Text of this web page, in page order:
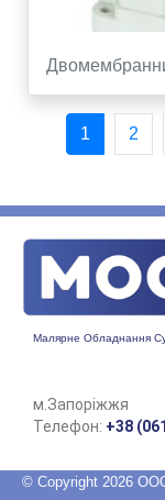
1 2
Малярне Обладнання
м.Запоріжжя
Телефон: +38
© Copyright 2026